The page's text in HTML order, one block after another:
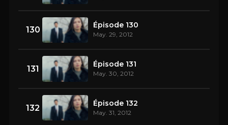
130 Épisode 130
May. 29, 2012
131 Épisode 131
May. 30, 2012
132 Épisode 132
May. 31, 2012